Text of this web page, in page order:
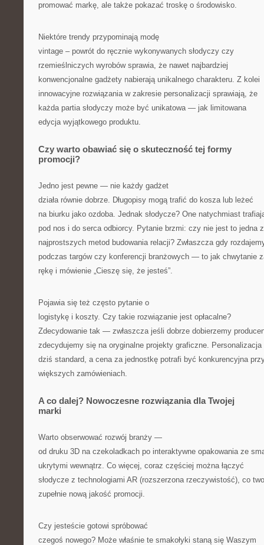
promować markę, ale także pokazać troskę o środowisko.
Niektóre trendy przypominają modę
vintage – powrót do ręcznie wykonywanych słodyczy czy
rzemieślniczych wyrobów sprawia, że nawet najbardziej
konwencjonalne gadżety nabierają unikalnego charakteru. Z kolei
innowacyjne rozwiązania w zakresie personalizacji sprawiają, że
każda partia słodyczy może być unikatowa — jak limitowana
edycja wyjątkowego produktu.
Czy warto obawiać się o skuteczność tej formy
promocji?
Jedno jest pewne — nie każdy gadżet
działa równie dobrze. Długopisy mogą trafić do kosza lub leżeć
na biurku jako ozdoba. Jednak słodycze? One natychmiast
pod nos i do serca odbiorcy. Pytanie brzmi: czy nie jest to jedna z
najprostszych metod budowania relacji? Zwłaszcza gdy
podczas targów czy konferencji branżowych — to jak chwytanie
rękę i mówienie „Cieszę się, że jesteś”.
Pojawia się też często pytanie o
logistykę i koszty. Czy takie rozwiązanie jest opłacalne?
Zdecydowanie tak — zwłaszcza jeśli dobrze dobierzemy
zdecydujemy się na oryginalne projekty graficzne. Personalizacja
dziś standard, a cena za jednostkę potrafi być konkurencyjna
większych zamówieniach.
A co dalej? Nowoczesne rozwiązania dla Twojej
marki
Warto obserwować rozwój branży —
od druku 3D na czekoladkach po interaktywne opakowania ze
ukrytymi wewnątrz. Co więcej, coraz częściej można łączyć
słodycze z technologiami AR (rozszerzona rzeczywistość), co
zupełnie nową jakość promocji.
Czy jesteście gotowi spróbować
czegoś nowego? Może właśnie te smakołyki staną się Waszym